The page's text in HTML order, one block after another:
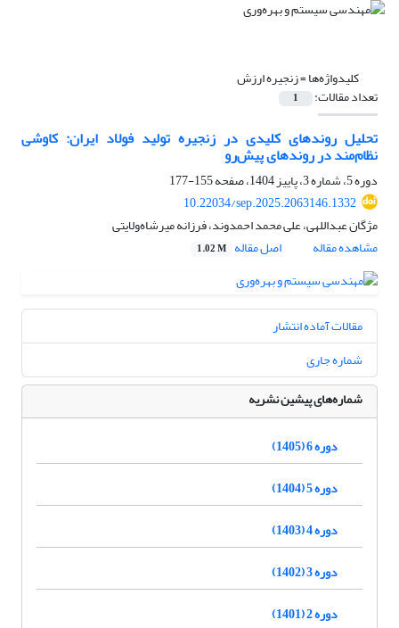
کلیدواژه‌ها =زنجیره ارزش
تعداد مقالات: 1
تحلیل روندهای کلیدی در زنجیره تولید فولاد ایران: کاوشی
نظام‌مند در روندهای پیش‌رو
دوره 5، شماره 3، پاییز 1404، صفحه
155-177
10.22034/sep.2025.2063146.1332
مژگان عبداللهی، علی محمد احمدوند، فرزانه میرشاه‌ولایتی
مشاهده مقاله
اصل مقاله 1.02 M
مقالات آماده انتشار
شماره جاری
شماره‌های پیشین نشریه
دوره 6 (1405)
دوره 5 (1404)
دوره 4 (1403)
دوره 3 (1402)
دوره 2 (1401)